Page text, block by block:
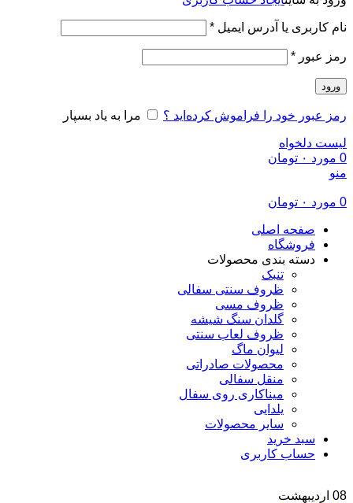
نام کاربری یا آدرس ایمیل *الزامی
رمز عبور *الزامی
ورود
رمز عبور خود را فراموش کرده‌اید ؟ مرا به یاد بسپار
لیست دلخواه
0 مورد ۰ تومان
منو
0 مورد ۰ تومان
صفحه اصلی
فروشگاه
دسته بندی محصولات
تنبک
ظروف سنتی سفالی
ظروف مسی
گلدان سنگ شیشه
ظروف لعاب سنتی
لیوان ماگ
محصولات صادراتی
منقل سفالی
میناکاری روی سفال
یلدایی
سایر محصولات
سبد خرید
حساب کاربری
08 اردیبهشت